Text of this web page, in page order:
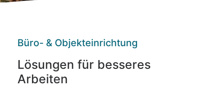
Büro- & Objekteinrichtung
Lösungen für besseres
Arbeiten